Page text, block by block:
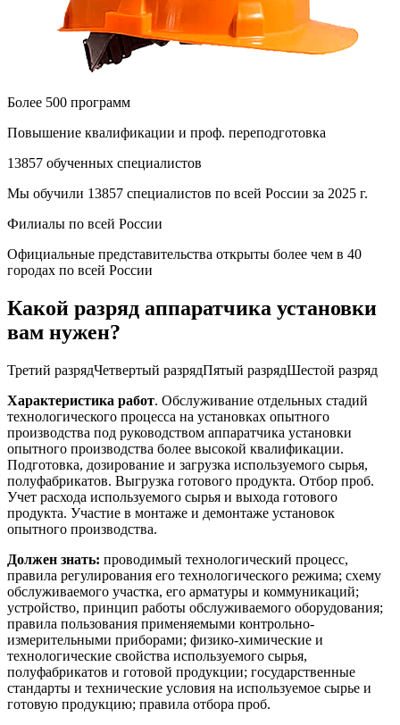
Более 500 программ
Повышение квалификации и проф. переподготовка
13857 обученных специалистов
Мы обучили 13857 специалистов по всей России за 2025 г.
Филиалы по всей России
Официальные представительства открыты более чем в 40
городах по всей России
Какой разряд аппаратчика установки
вам нужен?
Третий разрядЧетвертый разрядПятый разрядШестой разряд
Характеристика работ. Обслуживание отдельных стадий
технологического процесса на установках опытного
производства под руководством аппаратчика установки
опытного производства более высокой квалификации.
Подготовка, дозирование и загрузка используемого сырья,
полуфабрикатов. Выгрузка готового продукта. Отбор проб.
Учет расхода используемого сырья и выхода готового
продукта. Участие в монтаже и демонтаже установок
опытного производства.
Должен знать: проводимый технологический процесс,
правила регулирования его технологического режима; схему
обслуживаемого участка, его арматуры и коммуникаций;
устройство, принцип работы обслуживаемого оборудования;
правила пользования применяемыми контрольно-
измерительными приборами; физико-химические и
технологические свойства используемого сырья,
полуфабрикатов и готовой продукции; государственные
стандарты и технические условия на используемое сырье и
готовую продукцию; правила отбора проб.